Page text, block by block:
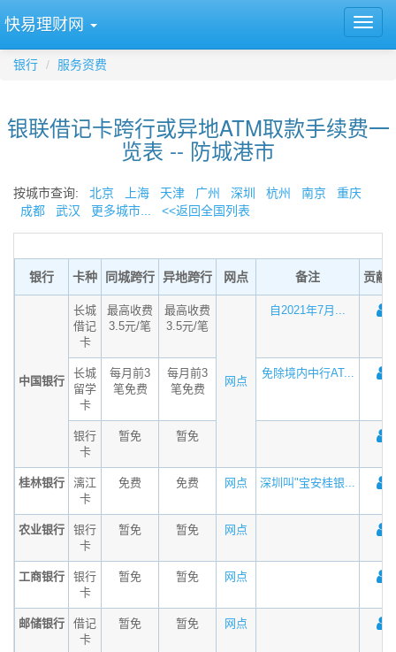
快易理财网
银行 服务资费
银联借记卡跨行或异地ATM取款手续费一
览表 -- 防城港市
按城市查询: 北京 上海 天津 广州 深圳 杭州 南京
重庆
成都
武汉 更多城市... <<返回全国列表
银行 卡种 同城跨行 异地跨行 网点 备注 贡献
中国银行
长城
借记
卡
最高收费
3.5元/笔
最高收费
3.5元/笔
网点
自2021年7月...
长城
留学
卡
每月前3
笔免费
每月前3
笔免费
免除境内中行AT...
银行
卡
暂免 暂免
桂林银行
漓江
卡
免费 免费 网点 深圳叫"宝安桂银...
农业银行
银行
卡
暂免 暂免 网点
工商银行
银行
卡
暂免 暂免 网点
邮储银行
借记
卡
暂免 暂免 网点